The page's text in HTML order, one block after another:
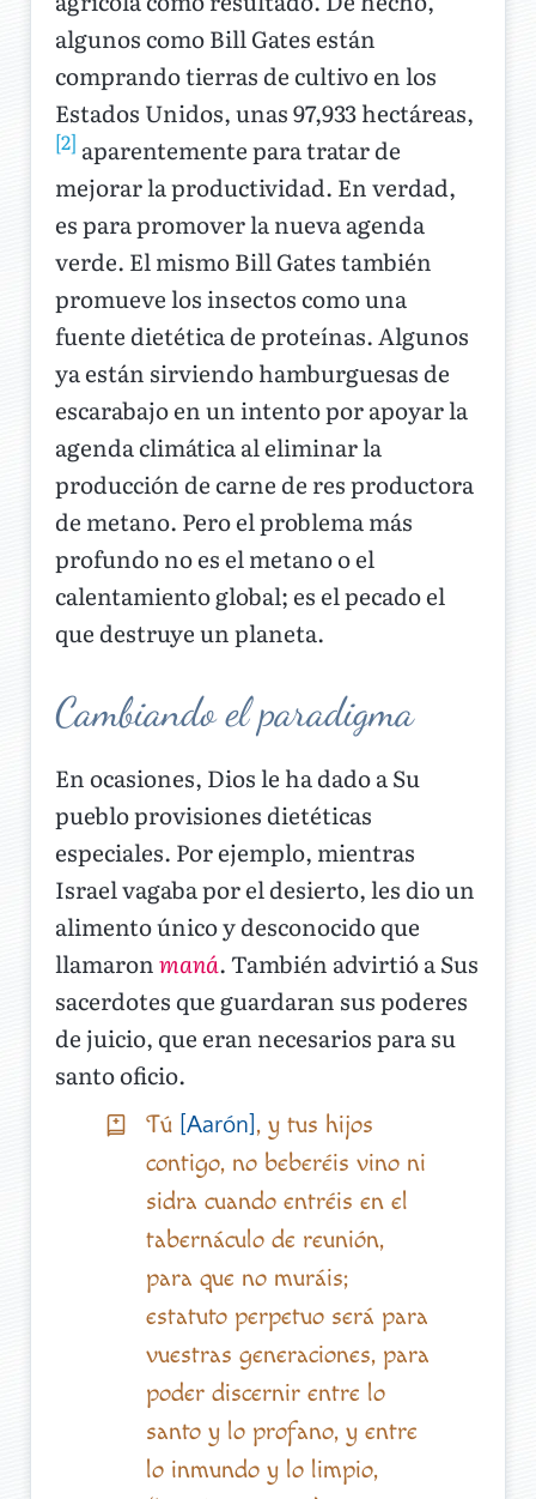
algunos como Bill Gates están
comprando tierras de cultivo en los
Estados Unidos, unas 97,933 hectáreas,
[2] aparentemente para tratar de
mejorar la productividad. En verdad,
es para promover la nueva agenda
verde. El mismo Bill Gates también
promueve los insectos como una
fuente dietética de proteínas. Algunos
ya están sirviendo hamburguesas de
escarabajo en un intento por apoyar la
agenda climática al eliminar la
producción de carne de res productora
de metano. Pero el problema más
profundo no es el metano o el
calentamiento global; es el pecado el
que destruye un planeta.
Cambiando el paradigma
En ocasiones, Dios le ha dado a Su
pueblo provisiones dietéticas
especiales. Por ejemplo, mientras
Israel vagaba por el desierto, les dio un
alimento único y desconocido que
llamaronmaná. También advirtió a Sus
sacerdotes que guardaran sus poderes
de juicio, que eran necesarios para su
santo oficio.
Tú [Aarón] , y tus hijos
contigo, no beberéis vino ni
sidra cuando entréis en el
tabernáculo de reunión,
para que no muráis;
estatuto perpetuo será para
vuestras generaciones, para
poder discernir entre lo
santo y lo profano, y entre
lo inmundo y lo limpio,